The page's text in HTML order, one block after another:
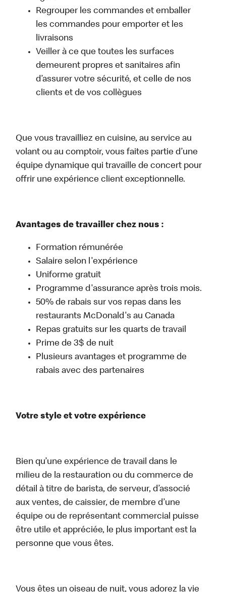
Regrouper les commandes et emballer
les commandes pour emporter et les
livraisons
Veiller à ce que toutes les surfaces
demeurent propres et sanitaires afin
d’assurer votre sécurité, et celle de nos
clients et de vos collègues
Que vous travailliez en cuisine, au service au
volant ou au comptoir, vous faites partie d’une
équipe dynamique qui travaille de concert pour
offrir une expérience client exceptionnelle.
Avantages de travailler chez nous :
Formation rémunérée
Salaire selon l'expérience
Uniforme gratuit
Programme d'assurance après trois mois.
50% de rabais sur vos repas dans les
restaurants McDonald's au Canada
Repas gratuits sur les quarts de travail
Prime de 3$ de nuit
Plusieurs avantages et programme de
rabais avec des partenaires
Votre style et votre expérience
Bien qu’une expérience de travail dans le
milieu de la restauration ou du commerce de
détail à titre de barista, de serveur, d’associé
aux ventes, de caissier, de membre d’une
équipe ou de représentant commercial puisse
être utile et appréciée, le plus important est la
personne que vous êtes.
Vous êtes un oiseau de nuit, vous adorez la vie